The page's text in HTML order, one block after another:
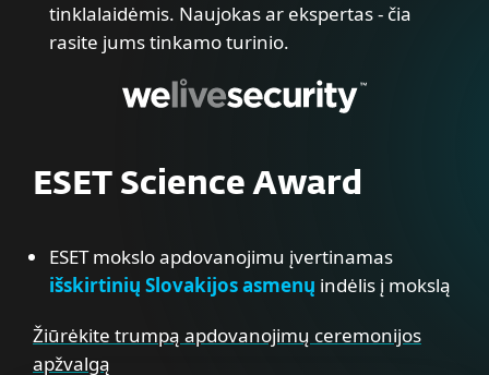
tinklalaidėmis. Naujokas ar ekspertas - čia
rasite jums tinkamo turinio.
ESET Science Award
ESET mokslo apdovanojimu įvertinamas
išskirtinių Slovakijos asmenų indėlis į mokslą
Žiūrėkite trumpą apdovanojimų ceremonijos
apžvalgą